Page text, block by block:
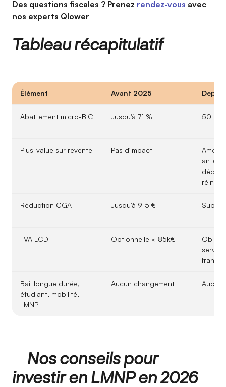
Des questions fiscales ? Prenez rendez-vous avec
nos experts Qlower
Tableau récapitulatif
Élément Avant 2025
Abattement micro-BIC Jusqu'à 71 % 50 %
Plus-value sur revente Pas d'impact
Réduction CGA Jusqu'à 915 €
TVA LCD Optionnelle < 85k€
Bail longue durée,
étudiant, mobilité,
LMNP
Aucun changement Aucun
Nos conseils pour
investir en LMNP en 2026